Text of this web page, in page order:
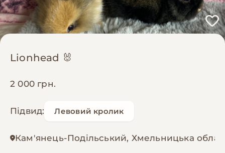
Lionhead 🐰
2 000 грн.
Підвид: Левовий кролик
Кам'янець-Подільський, Хмельницька